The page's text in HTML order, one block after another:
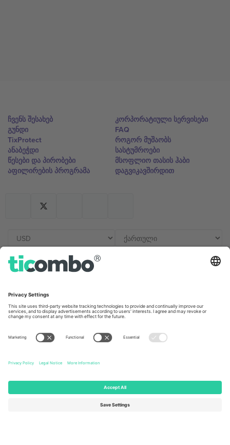
ჩვენს შესახებ
გუნდი
TixProtect
ანაბეჭდი
წესები და პირობები
აფილირების პროგრამა
კორპორატიული სერვისები
FAQ
როგორ მუშაობს
სასტუმროები
მსოფლიო თასის ჰაბი
დაგვიკავშირდით
ოფისერი და მხარდაჭერა
Germany
Unter den Linden 24, 10117
Berlin, Germany
167 City Road, London, Greater
Newark, Delaware 19713, United
States
Engelberg, Switzerland